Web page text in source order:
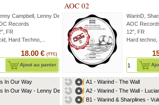
Campbell Lenny Dee
Records
FR
Hard Techno,...
18.00 € (TTC)
Ajout au panier
In Our Way
In Our Way - Lenny Dee...
AOC 02
WarinD
AOC
12", FR
Hard techno,
A1 - Warind - The Wall
A2 - Warind - The Wall -
B1 - Warind & Sharplines -